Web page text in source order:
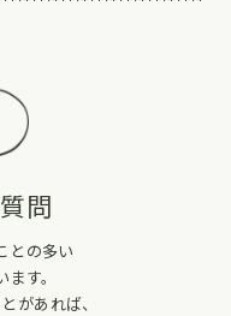
問
との多い
す。
があれば、